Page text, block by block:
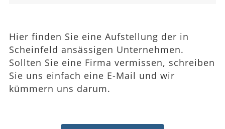
Hier finden Sie eine Aufstellung der in
Scheinfeld ansässigen Unternehmen.
Sollten Sie eine Firma vermissen, schreiben
Sie uns einfach eine E-Mail und wir
kümmern uns darum.